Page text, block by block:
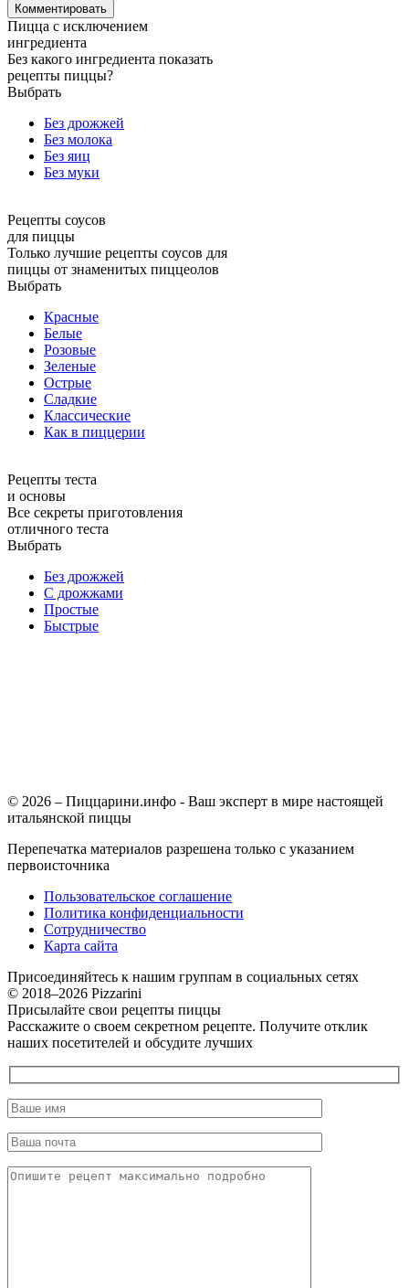
Пицца с исключением
ингредиента
Без какого ингредиента показать
рецепты пиццы?
Выбрать
Без дрожжей
Без молока
Без яиц
Без муки
Рецепты соусов
для пиццы
Только лучшие рецепты соусов для
пиццы от знаменитых пиццеолов
Выбрать
Красные
Белые
Розовые
Зеленые
Острые
Сладкие
Классические
Как в пиццерии
Рецепты теста
и основы
Все секреты приготовления
отличного теста
Выбрать
Без дрожжей
С дрожжами
Простые
Быстрые
© 2026 – Пиццарини.инфо - Ваш эксперт в мире настоящей
итальянской пиццы
Перепечатка материалов разрешена только с указанием
первоисточника
Пользовательское соглашение
Политика конфиденциальности
Сотрудничество
Карта сайта
Присоединяйтесь к нашим группам в социальных сетях
© 2018–2026 Pizzarini
Присылайте свои рецепты пиццы
Расскажите о своем секретном рецепте. Получите отклик
наших посетителей и обсудите лучших